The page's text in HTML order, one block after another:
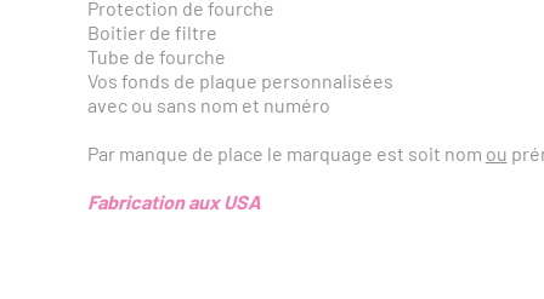
Protection de fourche
Boitier de filtre
Tube de fourche
Vos fonds de plaque personnalisées
avec ou sans nom et numéro
Par manque de place le marquage est soit nom ou
Fabrication aux USA